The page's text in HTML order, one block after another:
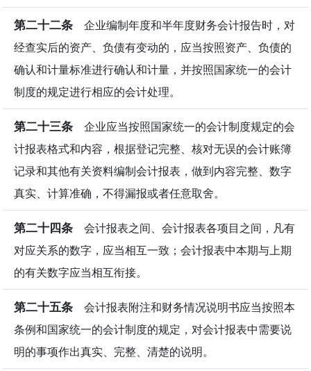
第二十二条 企业编制年度和半年度财务会计报告时，对
经查实后的资产、负债有变动的，应当按照资产、负债的
确认和计量标准进行确认和计量，并按照国家统一的会计
制度的规定进行相应的会计处理。
第二十三条 企业应当按照国家统一的会计制度规定的会
计报表格式和内容，根据登记完整、核对无误的会计账簿
记录和其他有关资料编制会计报表，做到内容完整、数字
真实、计算准确，不得漏报或者任意取舍。
第二十四条 会计报表之间、会计报表各项目之间，凡有
对应关系的数字，应当相互一致；会计报表中本期与上期
的有关数字应当相互衔接。
第二十五条 会计报表附注和财务情况说明书应当按照本
条例和国家统一的会计制度的规定，对会计报表中需要说
明的事项作出真实、完整、清楚的说明。